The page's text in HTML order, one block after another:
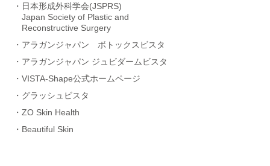
・日本形成外科学会(JSPRS)
Japan Society of Plastic and
Reconstructive Surgery
・アラガンジャパン ボトックスビスタ
・アラガンジャパン ジュビダームビスタ
・VISTA-Shape公式ホームページ
・グラッシュビスタ
・ZO Skin Health
・Beautiful Skin